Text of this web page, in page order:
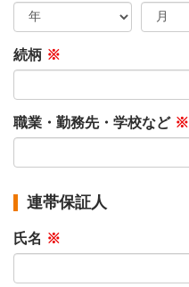
続柄 ※
職業・勤務先・学校など ※
連帯保証人
氏名 ※